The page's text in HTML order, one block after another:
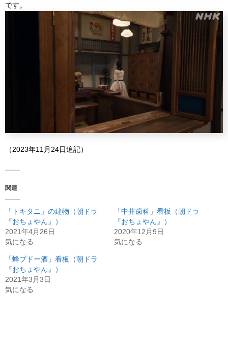
です。
（2023年11月24日追記）
関連
「トキタニ」の建物（朝ドラ
『おちょやん』）
2021年4月26日
気になる
「中井歯科」看板（朝ドラ
『おちょやん』）
2020年12月9日
気になる
「蜂ブドー酒」看板（朝ドラ
『おちょやん』）
2021年3月3日
気になる